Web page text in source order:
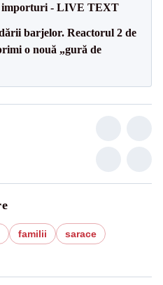
importuri - LIVE TEXT
barjelor. Reactorul 2 de
o nouă „gură de
familii
sarace